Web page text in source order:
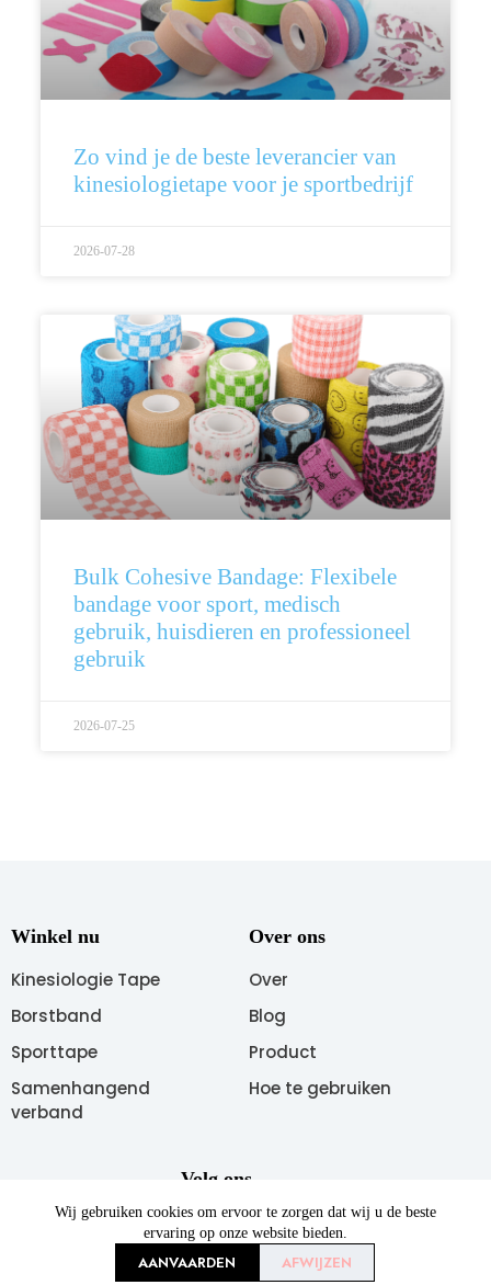
Wij gebruiken cookies om ervoor te zorgen dat wij u de beste
ervaring op onze website bieden.
AANVAARDEN AFWIJZEN
Zo vind je de beste leverancier van
kinesiologietape voor je sportbedrijf
2026-07-28
Bulk Cohesive Bandage: Flexibele
bandage voor sport, medisch
gebruik, huisdieren en professioneel
gebruik
2026-07-25
Winkel nu
Kinesiologie Tape
Borstband
Sporttape
Samenhangend
verband
Over ons
Over
Blog
Product
Hoe te gebruiken
Volg ons